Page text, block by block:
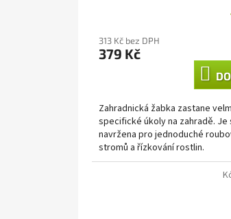
313 Kč bez DPH
379 Kč
Zahradnická žabka zastane
specifické úkoly na zahradě. Je
navržena pro jednoduché
stromů a řízkování rostlin.